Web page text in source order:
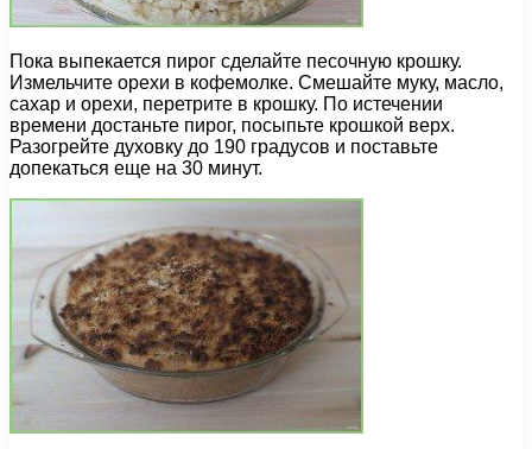
Пока выпекается пирог сделайте песочную крошку.
Измельчите орехи в кофемолке. Смешайте муку, масло,
сахар и орехи, перетрите в крошку. По истечении
времени достаньте пирог, посыпьте крошкой верх.
Разогрейте духовку до 190 градусов и поставьте
допекаться еще на 30 минут.